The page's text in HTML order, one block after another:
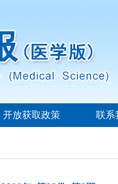
开放获取政策 联系